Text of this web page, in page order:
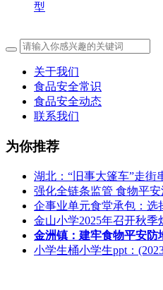
型
关于我们
食品安全常识
食品安全动态
联系我们
为你推荐
湖北：“旧事大篷车”走街
强化全链条监管 食物平
企事业单元食堂承包：选
金山小学2025年召开秋季
金洲镇：建牢食物平安防
小学生桶小学生ppt：